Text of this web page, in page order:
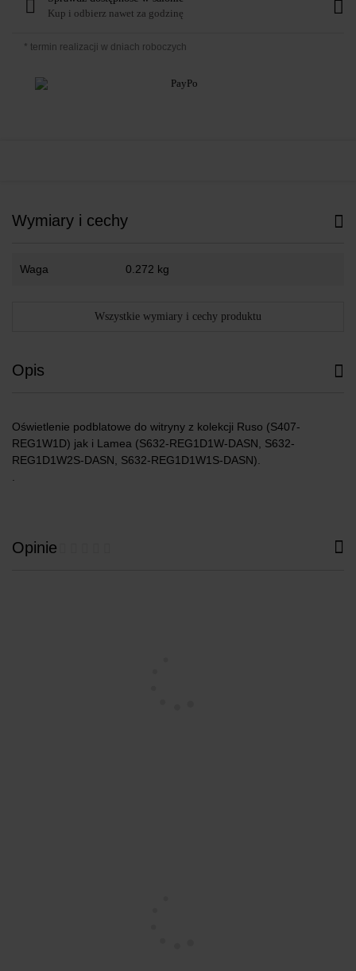
Kup i odbierz nawet za godzinę
* termin realizacji w dniach roboczych
Wymiary i cechy
Waga 0.272 kg
Wszystkie wymiary i cechy produktu
Opis
Oświetlenie podblatowe do witryny z kolekcji Ruso (S407-
REG1W1D) jak i Lamea (S632-REG1D1W-DASN, S632-
REG1D1W2S-DASN, S632-REG1D1W1S-DASN).
Opinie